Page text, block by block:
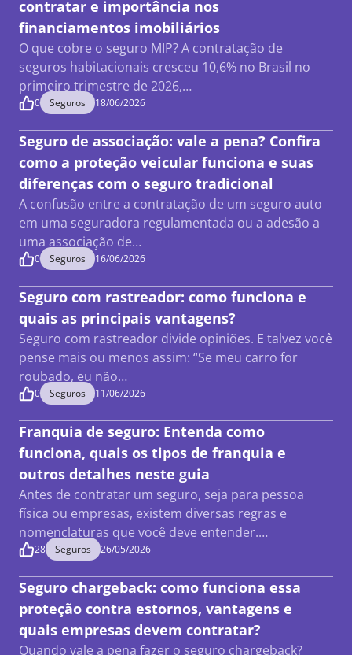
contratar e importância nos
financiamentos imobiliários
O que cobre o seguro MIP? A contratação de
seguros habitacionais cresceu 10,6% no Brasil no
primeiro trimestre de 2026,…
0 Seguros 18/06/2026
Seguro de associação: vale a pena? Confira
como a proteção veicular funciona e suas
diferenças com o seguro tradicional
A confusão entre a contratação de um seguro auto
em uma seguradora regulamentada ou a adesão a
uma associação de…
0 Seguros 16/06/2026
Seguro com rastreador: como funciona e
quais as principais vantagens?
Seguro com rastreador divide opiniões. E talvez você
pense mais ou menos assim: “Se meu carro for
roubado, eu não…
0 Seguros 11/06/2026
Franquia de seguro: Entenda como
funciona, quais os tipos de franquia e
outros detalhes neste guia
Antes de contratar um seguro, seja para pessoa
física ou empresas, existem diversas regras e
nomenclaturas que você deve entender.…
28 Seguros 26/05/2026
Seguro chargeback: como funciona essa
proteção contra estornos, vantagens e
quais empresas devem contratar?
Quando vale a pena fazer o seguro chargeback?